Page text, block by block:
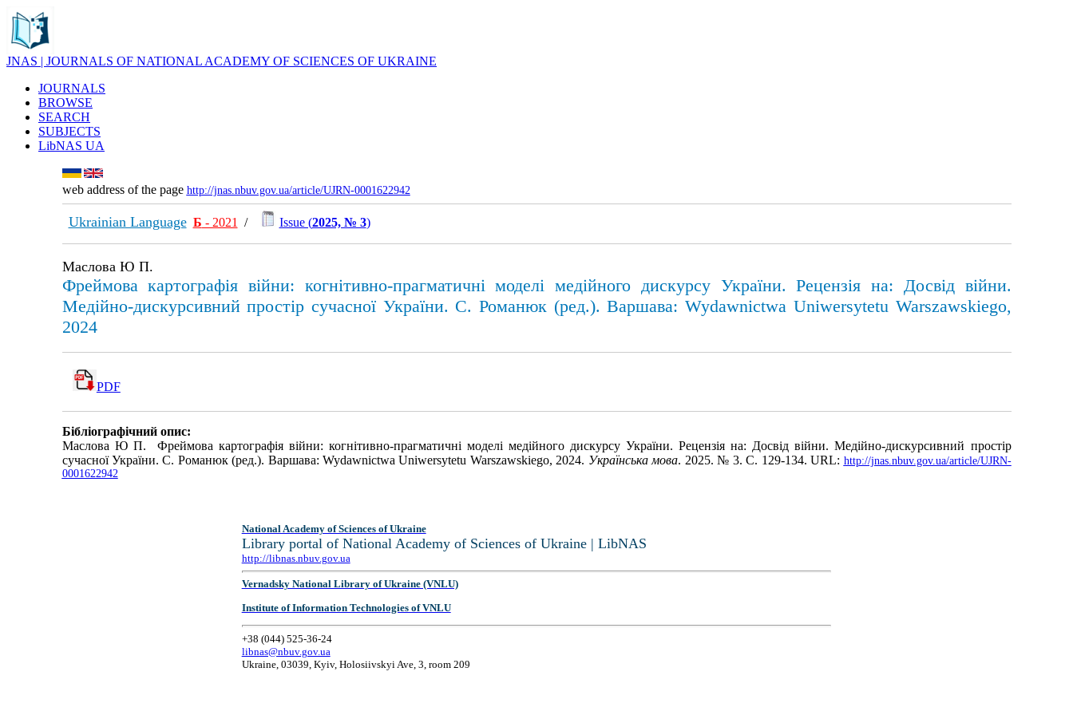
JNAS | JOURNALS OF NATIONAL ACADEMY OF SCIENCES OF UKRAINE
JOURNALS
BROWSE
SEARCH
SUBJECTS
LibNAS UA
web address of the page http://jnas.nbuv.gov.ua/article/UJRN-0001622942
Ukrainian Language Б - 2021 / Issue (2025, № 3)
Маслова Ю П.
Фреймова картографія війни: когнітивно‑прагматичні моделі медійного дискурсу України. Рецензія на: Досвід війни.
Медійно-дискурсивний простір сучасної України. С. Романюк (ред.). Варшава: Wydawnictwa Uniwersytetu Warszawskiego,
2024
PDF
Бібліографічний опис:
Маслова Ю П. Фреймова картографія війни: когнітивно‑прагматичні моделі медійного дискурсу України. Рецензія на: Досвід війни. Медійно-дискурсивний простір
сучасної України. С. Романюк (ред.). Варшава: Wydawnictwa Uniwersytetu Warszawskiego, 2024. Українська мова. 2025. № 3. С. 129-134. URL: http://jnas.nbuv.gov.ua/article/UJRN-
0001622942
National Academy of Sciences of Ukraine
Library portal of National Academy of Sciences of Ukraine | LibNAS
http://libnas.nbuv.gov.ua
Vernadsky National Library of Ukraine (VNLU)
Institute of Information Technologies of VNLU
+38 (044) 525-36-24
libnas@nbuv.gov.ua
Ukraine, 03039, Kyiv, Holosiivskyi Ave, 3, room 209